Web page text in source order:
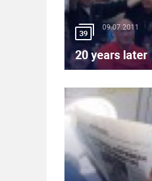
39
09.07.2011
20 years later